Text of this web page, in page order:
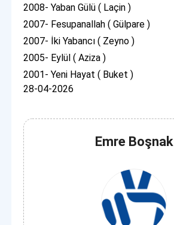
2008- Yaban Gülü ( Laçin )
2007- Fesupanallah ( Gülpare )
2007- İki Yabancı ( Zeyno )
2005- Eylül ( Aziza )
2001- Yeni Hayat ( Buket )
28-04-2026
Emre Boşnak